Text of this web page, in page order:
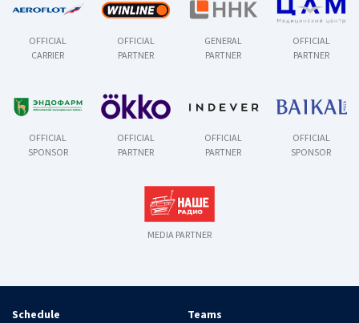
OFFICIAL
CARRIER
OFFICIAL
PARTNER
GENERAL
PARTNER
OFFICIAL
PARTNER
OFFICIAL
SPONSOR
OFFICIAL
PARTNER
OFFICIAL
PARTNER
OFFICIAL
SPONSOR
MEDIA PARTNER
Schedule Teams